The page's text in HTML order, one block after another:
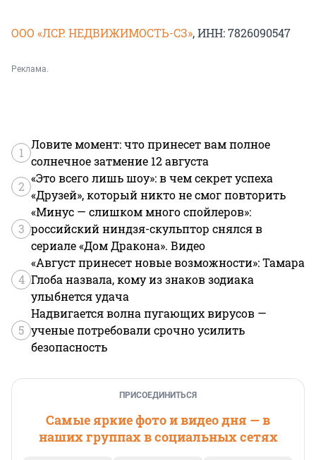
ООО «ЛСР. НЕДВИЖИМОСТЬ-СЗ», ИНН: 7826090547
Реклама.
1
Ловите момент: что принесет вам полное
солнечное затмение 12 августа
2
«Это всего лишь шоу»: в чем секрет успеха
«Друзей», который никто не смог повторить
3
«Минус — слишком много спойлеров»:
российский ниндзя-скульптор снялся в
сериале «Дом Дракона». Видео
4
«Август принесет новые возможности»: Тамара
Глоба назвала, кому из знаков зодиака
улыбнется удача
5
Надвигается волна пугающих вирусов —
ученые потребовали срочно усилить
безопасность
ПРИСОЕДИНИТЬСЯ
Самые яркие фото и видео дня — в
наших группах в социальных сетях